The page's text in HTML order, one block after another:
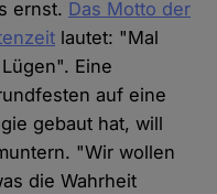
ernst. Das Motto der
lautet: "Mal
Eine
auf eine
gebaut hat, will
"Wir wollen
die Wahrheit